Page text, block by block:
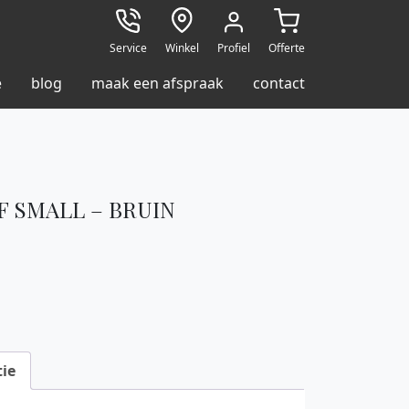
Service Winkel Profiel Offerte
blog maak een afspraak contact
SMALL – BRUIN